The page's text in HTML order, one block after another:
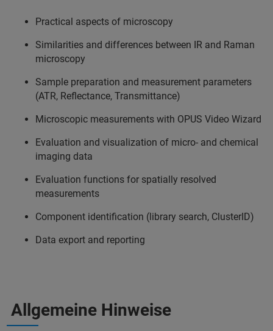
Practical aspects of microscopy
Similarities and differences between IR and Raman
microscopy
Sample preparation and measurement parameters
(ATR, Reflectance, Transmittance)
Microscopic measurements with OPUS Video Wizard
Evaluation and visualization of micro- and chemical
imaging data
Evaluation functions for spatially resolved
measurements
Component identification (library search, ClusterID)
Data export and reporting
Allgemeine Hinweise